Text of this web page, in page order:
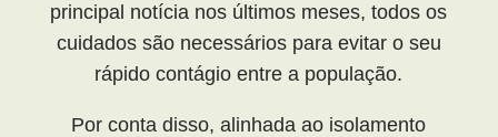
principal notícia nos últimos meses, todos os
cuidados são necessários para evitar o seu
rápido contágio entre a população.
Por conta disso, alinhada ao isolamento